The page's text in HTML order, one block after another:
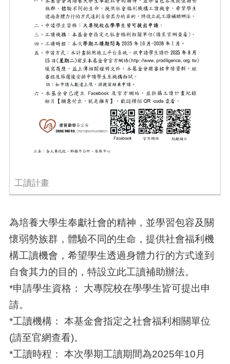
工讀計畫
為培養大學生奉獻社會的精神，並學習包容及關
懷弱勢族群，體驗不同的生命，提供社會福利機
構工讀機會，希望學生透過身體力行的方式達到
自食其力的目的，特設立此工讀補助辦法。
*申請學生資格： 大專院校在學學生皆可提出申
請。
*工讀機構： 本基金會指定之社會福利相關單位
(請至官網查看)。
*工讀時程： 本次學期工讀期間為2025年10月